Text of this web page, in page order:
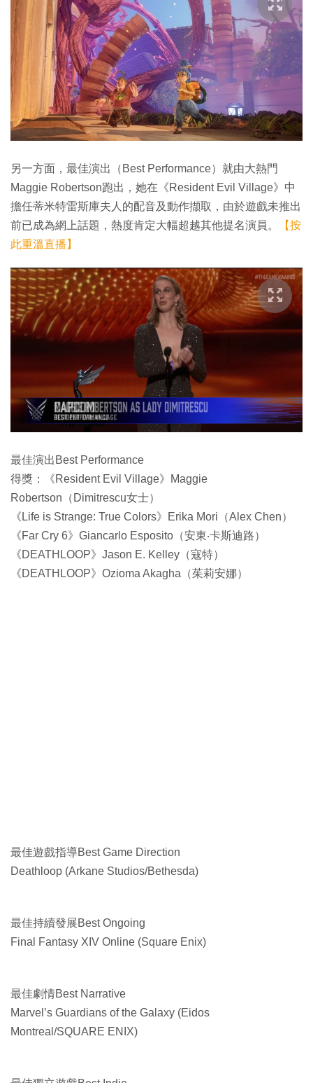
另一方面，最佳演出（Best Performance）就由大熱門
Maggie Robertson跑出，她在《Resident Evil Village》中
擔任蒂米特雷斯庫夫人的配音及動作擷取，由於遊戲未推出
前已成為網上話題，熱度肯定大幅超越其他提名演員。
【按
此重溫直播】
最佳演出Best Performance
得獎：《Resident Evil Village》Maggie
Robertson（Dimitrescu女士）
《Life is Strange: True Colors》Erika Mori（Alex Chen）
《Far Cry 6》Giancarlo Esposito（安東‧卡斯迪路）
《DEATHLOOP》Jason E. Kelley（寇特）
《DEATHLOOP》Ozioma Akagha（茱莉安娜）
最佳遊戲指導Best Game Direction
Deathloop (Arkane Studios/Bethesda)
最佳持續發展Best Ongoing
Final Fantasy XIV Online (Square Enix)
最佳劇情Best Narrative
Marvel’s Guardians of the Galaxy (Eidos
Montreal/SQUARE ENIX)